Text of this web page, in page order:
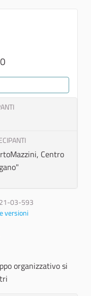
Centro
03-593
versioni
organizzativo si